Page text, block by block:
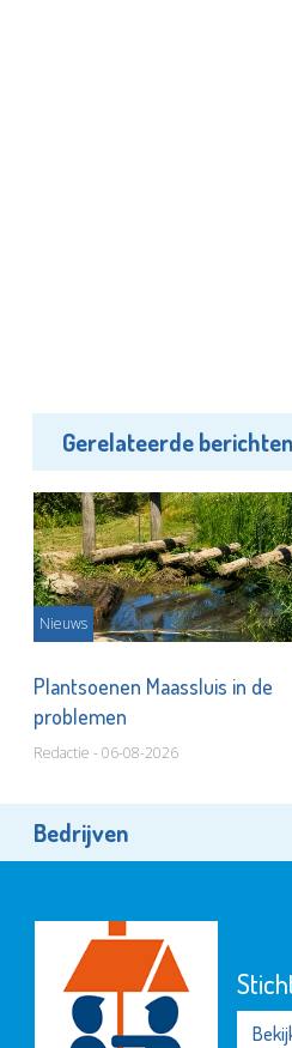
Gerelateerde berichten
Nieuws
Plantsoenen Maassluis in de
problemen
Redactie - 06-08-2026
Bedrijven